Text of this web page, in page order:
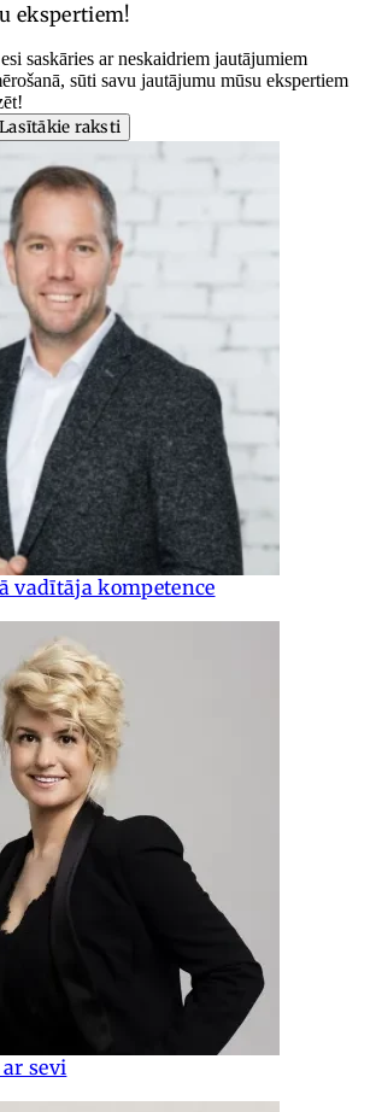
ekspertiem!
saskāries ar neskaidriem jautājumiem
sūti savu jautājumu mūsu ekspertiem
Lasītākie raksti
vadītāja kompetence
sevi